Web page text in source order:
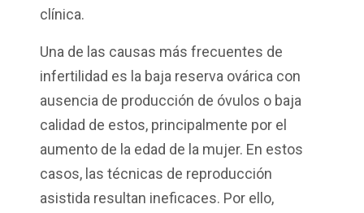
clínica.
Una de las causas más frecuentes de
infertilidad es la baja reserva ovárica con
ausencia de producción de óvulos o baja
calidad de estos, principalmente por el
aumento de la edad de la mujer. En estos
casos, las técnicas de reproducción
asistida resultan ineficaces. Por ello,